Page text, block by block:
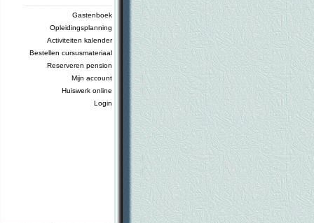
Gastenboek
Opleidingsplanning
Activiteiten kalender
Bestellen cursusmateriaal
Reserveren pension
Mijn account
Huiswerk online
Login